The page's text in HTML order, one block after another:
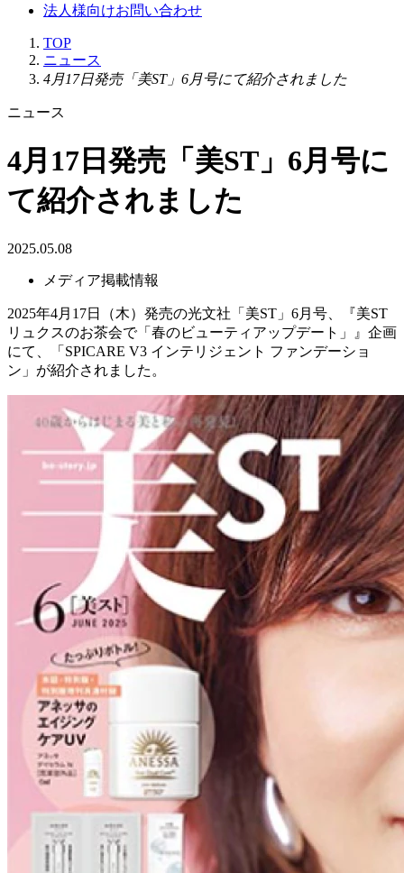
法人様向けお問い合わせ
TOP
ニュース
4月17日発売「美ST」6月号にて紹介されました
ニュース
4月17日発売「美ST」6月号に
て紹介されました
2025.05.08
メディア掲載情報
2025年4月17日（木）発売の光文社「美ST」6月号、『美ST
リュクスのお茶会で「春のビューティアップデート」』企画
にて、「SPICARE V3 インテリジェント ファンデーショ
ン」が紹介されました。